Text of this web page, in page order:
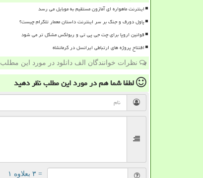
اینترنت ماهواره ای آمازون مستقیم به موبایل می رسد
پاول دورف و جنگ بر سر اینترنت داستان معمار تلگرام چیست؟
قوانین اروپا برای چت جی پی تی و ربولکس مشکل تر می شود
افتتاح پروژه های ارتباطی ایرانسل در کرمانشاه
نظرات خوانندگان الف دانلود در مورد این مطلب
لطفا شما همدر مورد این مطلبنظر دهید
= ۳ بعلاوه ۱